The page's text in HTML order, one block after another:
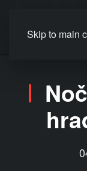
Skip to main